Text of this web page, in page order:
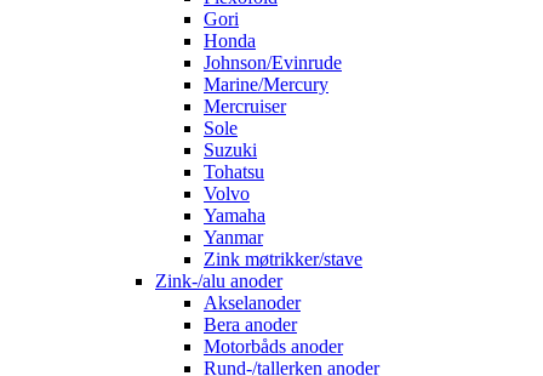
Gori
Honda
Johnson/Evinrude
Marine/Mercury
Mercruiser
Sole
Suzuki
Tohatsu
Volvo
Yamaha
Yanmar
Zink møtrikker/stave
Zink-/alu anoder
Akselanoder
Bera anoder
Motorbåds anoder
Rund-/tallerken anoder